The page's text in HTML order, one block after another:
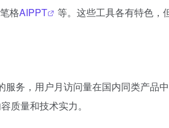
格AIPPT
等。这些工具各有特色，
务，用户月访问量在国内同类产品
质量和技术实力。